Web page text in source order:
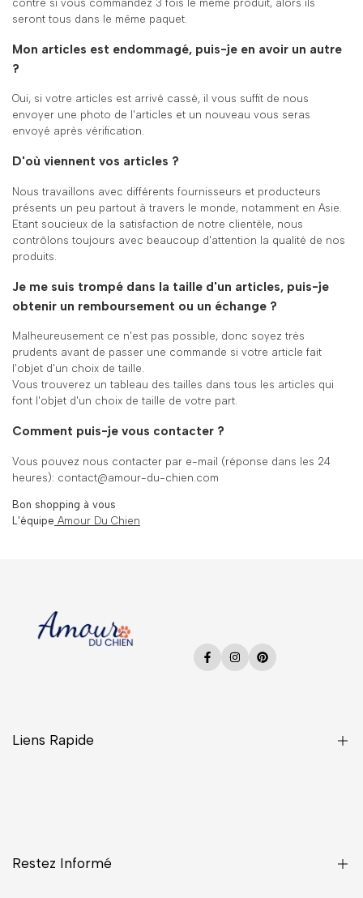
contre si vous commandez 3 fois le même produit, alors ils
seront tous dans le même paquet.
Mon articles est endommagé, puis-je en avoir un autre
?
Oui, si votre articles est arrivé cassé, il vous suffit de nous
envoyer une photo de l'articles et un nouveau vous seras
envoyé après vérification.
D'où viennent vos articles ?
Nous travaillons avec différents fournisseurs et producteurs
présents un peu partout à travers le monde, notamment en Asie.
Etant soucieux de la satisfaction de notre clientèle, nous
contrôlons toujours avec beaucoup d'attention la qualité de nos
produits.
Je me suis trompé dans la taille d'un articles, puis-je
obtenir un remboursement ou un échange ?
Malheureusement ce n'est pas possible, donc soyez très
prudents avant de passer une commande si votre article fait
l'objet d'un choix de taille.
Vous trouverez un tableau des tailles dans tous les articles qui
font l'objet d'un choix de taille de votre part.
Comment puis-je vous contacter ?
Vous pouvez nous contacter par e-mail (réponse dans les 24
heures): contact@amour-du-chien.com
Bon shopping à vous
L'équipe Amour Du Chien
Facebook
InstagramPinterest
Liens Rapide
Restez Informé